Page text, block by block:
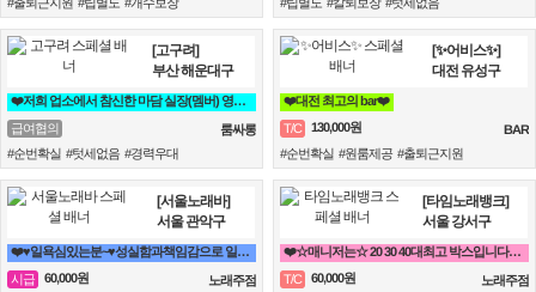
[고구려]
부산 해운대구
❤️저희 업소에서 참신한 마담 실장(멤버) 영업진 구좌 사장님들을 모십니다❤️
급여협의
룸싸롱
#순번확실 #텃세없음 #경력우대
[✨어비스✨]
대전 유성구
❤️대전 최고의 bar❤️
T/C
130,000원
BAR
#순번확실 #원룸제공 #출퇴근지원
[서울노래바]
서울 관악구
❤️♥일욕심있는분~♥성실함과책임감으로 일합니다❤️
시급
60,000원
노래주점
[타임노래뱅크]
서울 강서구
❤️☆매니저는☆ 20 30 40대최고 박스입니다^^❤️
T/C
60,000원
노래주점